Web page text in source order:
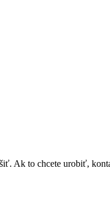
Ak to chcete urobiť,